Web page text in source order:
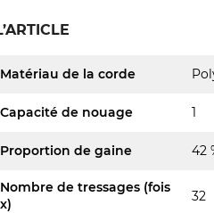
Matériau de la corde
Capacité de nouage 1
Proportion de gaine 42
Nombre de tressages (fois
x)
32